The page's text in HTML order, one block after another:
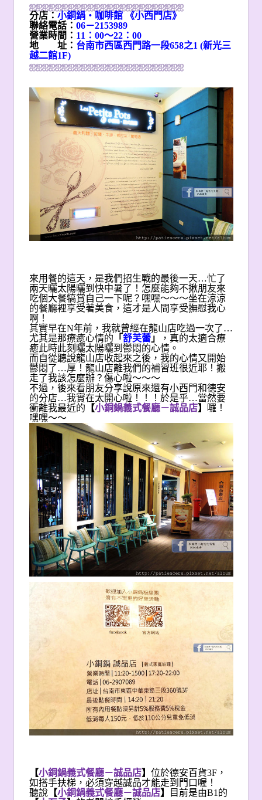
ஐஐஐஐஐஐஐஐஐஐஐஐஐஐஐஐஐஐஐஐஐஐஐஐ
分店： 小銅鍋‧咖啡館 《小西門店》
聯絡電話： 06－2153989
營業時間： 11：00～22：00
地 址： 台南市西區西門路一段658之1 (新光三
越二館1F)
ஐஐஐஐஐஐஐஐஐஐஐஐஐஐஐஐஐஐஐஐஐஐஐஐ
來用餐的這天，是我們招生戰的最後一天…忙了
兩天曬太陽曬到快中暑了！怎麼能夠不揪朋友來
吃個大餐犒賞自己一下呢？嘿嘿～～～坐在涼涼
的餐廳裡享受著美食，這才是人間享受撫慰我心
啊！
其實早在N年前，我就曾經在龍山店吃過一次了…
尤其是那療癒心情的 「舒芙蕾」
，真的太適合療
癒此時此刻曬太陽曬到鬱悶的心情。
而自從聽說龍山店收起來之後，我的心情又開始
鬱悶了…厚！龍山店離我們的補習班很近耶！搬
走了我該怎麼辦？傷心啦～～～
不過，後來看朋友分享說原來還有小西門和德安
的分店…我實在太開心啦！！！於是乎…當然要
衝離我最近的 【小銅鍋義式餐廳－誠品店】
囉！
嘿嘿～～
【小銅鍋義式餐廳－誠品店】 位於德安百貨3F，
如搭手扶梯，必須穿越誠品才能走到門口喔！
聽說【小銅鍋義式餐廳－誠品店】
目前是由B1的